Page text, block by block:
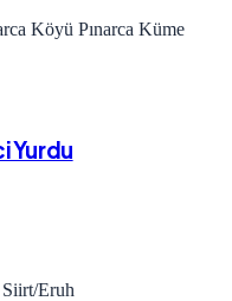
Köyü Pınarca Küme
Yurdu
Eruh